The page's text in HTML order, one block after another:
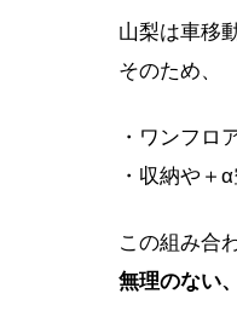
山梨は車移
そのため、
・ワンフロ
・収納や＋
この組み合
無理のない